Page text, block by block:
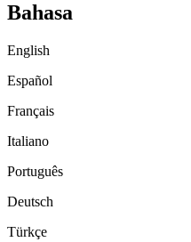
Bahasa
English
Español
Français
Italiano
Português
Deutsch
Türkçe